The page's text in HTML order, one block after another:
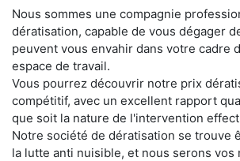
Nous sommes une compagnie
dératisation, capable de vous dégager
peuvent vous envahir dans votre cadre
espace de travail.
Vous pourrez découvrir notre prix
compétitif, avec un excellent rapport
que soit la nature de l'intervention
Notre société de dératisation se trouve
la lutte anti nuisible, et nous serons vos